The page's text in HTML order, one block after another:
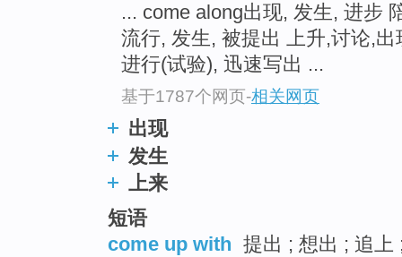
... come along出现, 发生, 进步
流行, 发生, 被提出 上升,讨论,
进行(试验), 迅速写出 ...
基于1787个网页-相关网页
出现
发生
上来
短语
come up with 提出 ; 想出 ; 追上